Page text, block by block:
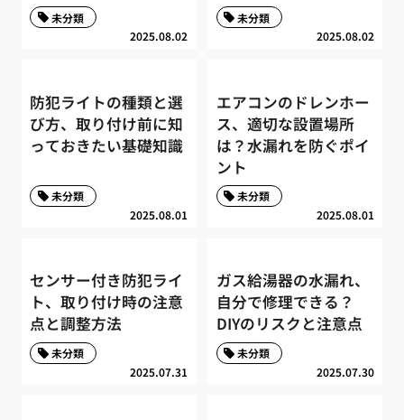
2025.08.02
未分類
2025.08.02
未分類
防犯ライトの種類と選
び方、取り付け前に知
っておきたい基礎知識
2025.08.01
未分類
エアコンのドレンホー
ス、適切な設置場所
は？水漏れを防ぐポイ
ント
2025.08.01
未分類
センサー付き防犯ライ
ト、取り付け時の注意
点と調整方法
2025.07.31
未分類
ガス給湯器の水漏れ、
自分で修理できる？
DIYのリスクと注意点
2025.07.30
未分類